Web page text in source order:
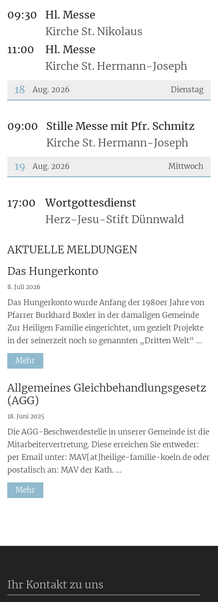
???msg.page.sr.date??? 16. August 2026
09:30
Hl. Messe
Kirche St. Nikolaus
11:00
Hl. Messe
Kirche St. Hermann-Joseph
Dienstag
18 Aug. 2026
???msg.page.sr.date??? 18. August 2026
09:00
Stille Messe mit Pfr. Schmitz
Kirche St. Hermann-Joseph
Mittwoch
19 Aug. 2026
???msg.page.sr.date??? 19. August 2026
17:00
Wortgottesdienst
Herz-Jesu-Stift Dünnwald
AKTUELLE MELDUNGEN
Das Hungerkonto
8. Juli 2026
Das Hungerkonto wurde Anfang der 1980er Jahre von
Pfarrer Burkhard Boxler in der damaligen Gemeinde
Zur Heiligen Familie eingerichtet, um gezielt Projekte
in der seinerzeit noch so genannten „Dritten Welt“ ...
Mehr
Allgemeines Gleichbehandlungsgesetz
(AGG)
18. Juni 2025
Die AGG-Beschwerdestelle in unserer Gemeinde ist die
Mitarbeitervertretung. Diese erreichen Sie entweder:
per Email unter: MAV[at]heilige-familie-koeln.de oder
postalisch an: MAV der Kath. ...
Mehr
Ihr Kontakt zu uns